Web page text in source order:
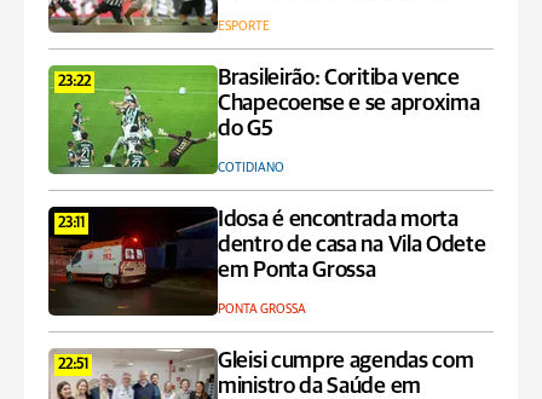
ESPORTE
23:22
Brasileirão: Coritiba vence
Chapecoense e se aproxima
do G5
COTIDIANO
23:11
Idosa é encontrada morta
dentro de casa na Vila Odete
em Ponta Grossa
PONTA GROSSA
22:51
Gleisi cumpre agendas com
ministro da Saúde em